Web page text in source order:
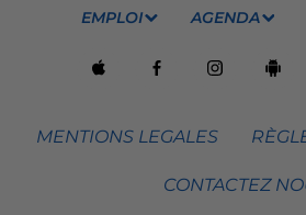
EMPLOI AGENDA
MENTIONS LEGALES
CONTACTEZ